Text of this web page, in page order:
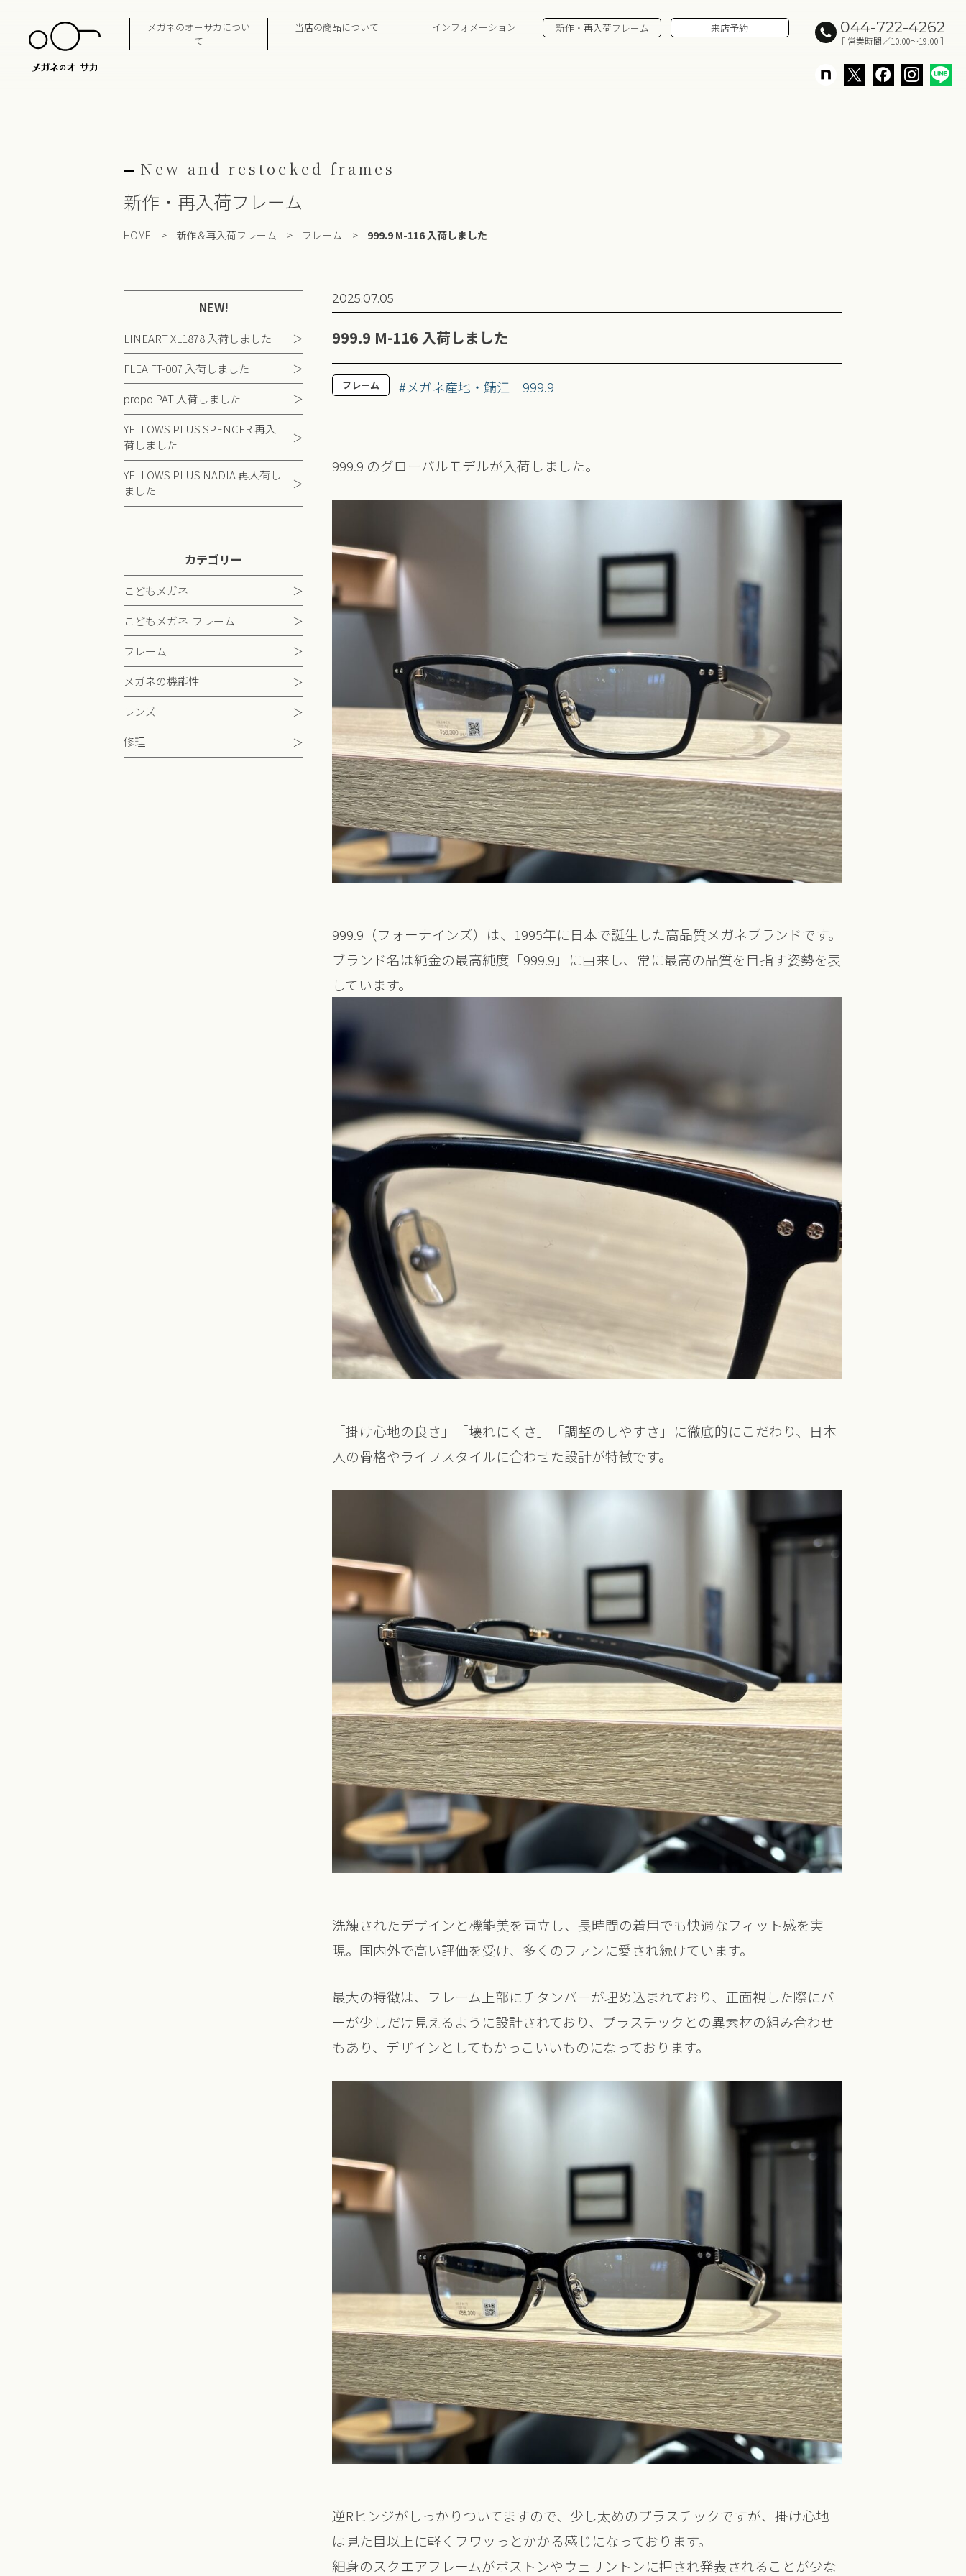
content
メガネのオーサカについ
て
当店の商品について インフォメーション 新作・再入荷フレーム 来店予約 044-722-4262
［ 営業時間／10:00～19:00 ］
New and restocked frames
新作・再入荷フレーム
HOME > 新作＆再入荷フレーム > フレーム > 999.9 M-116 入荷しました
NEW!
LINEART XL1878 入荷しました
FLEA FT-007 入荷しました
propo PAT 入荷しました
YELLOWS PLUS SPENCER 再入
荷しました
YELLOWS PLUS NADIA 再入荷し
ました
カテゴリー
こどもメガネ
こどもメガネ|フレーム
フレーム
メガネの機能性
レンズ
修理
2025.07.05
999.9 M-116 入荷しました
フレーム #メガネ産地・鯖江 999.9
999.9 のグローバルモデルが入荷しました。
999.9（フォーナインズ）は、1995年に日本で誕生した高品質メガネブランドです。
ブランド名は純金の最高純度「999.9」に由来し、常に最高の品質を目指す姿勢を表
しています。
「掛け心地の良さ」「壊れにくさ」「調整のしやすさ」に徹底的にこだわり、日本
人の骨格やライフスタイルに合わせた設計が特徴です。
洗練されたデザインと機能美を両立し、長時間の着用でも快適なフィット感を実
現。国内外で高い評価を受け、多くのファンに愛され続けています。
最大の特徴は、フレーム上部にチタンバーが埋め込まれており、正面視した際にバ
ーが少しだけ見えるように設計されており、プラスチックとの異素材の組み合わせ
もあり、デザインとしてもかっこいいものになっております。
逆Rヒンジがしっかりついてますので、少し太めのプラスチックですが、掛け心地
は見た目以上に軽くフワッっとかかる感じになっております。
細身のスクエアフレームがボストンやウェリントンに押され発表されることが少な